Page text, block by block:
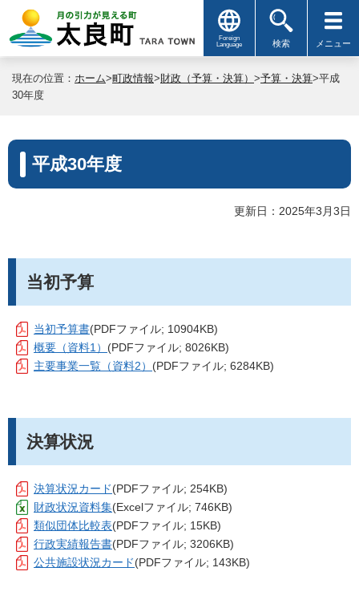
Foreign
Language
検索 メニュー
現在の位置： ホーム>町政情報>財政（予算・決算） >予算・決算>平成
30年度
平成30年度
更新日：2025年3月3日
当初予算
当初予算書(PDFファイル; 10904KB)
概要（資料1） (PDFファイル; 8026KB)
主要事業一覧（資料2） (PDFファイル; 6284KB)
決算状況
決算状況カード(PDFファイル; 254KB)
財政状況資料集(Excelファイル; 746KB)
類似団体比較表(PDFファイル; 15KB)
行政実績報告書(PDFファイル; 3206KB)
公共施設状況カード(PDFファイル; 143KB)